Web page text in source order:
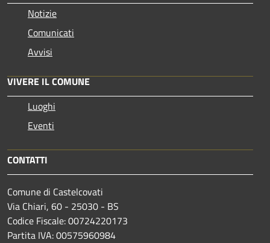
Notizie
Comunicati
Avvisi
VIVERE IL COMUNE
Luoghi
Eventi
CONTATTI
Comune di Castelcovati
Via Chiari, 60 - 25030 - BS
Codice Fiscale: 00724220173
Partita IVA: 00575960984